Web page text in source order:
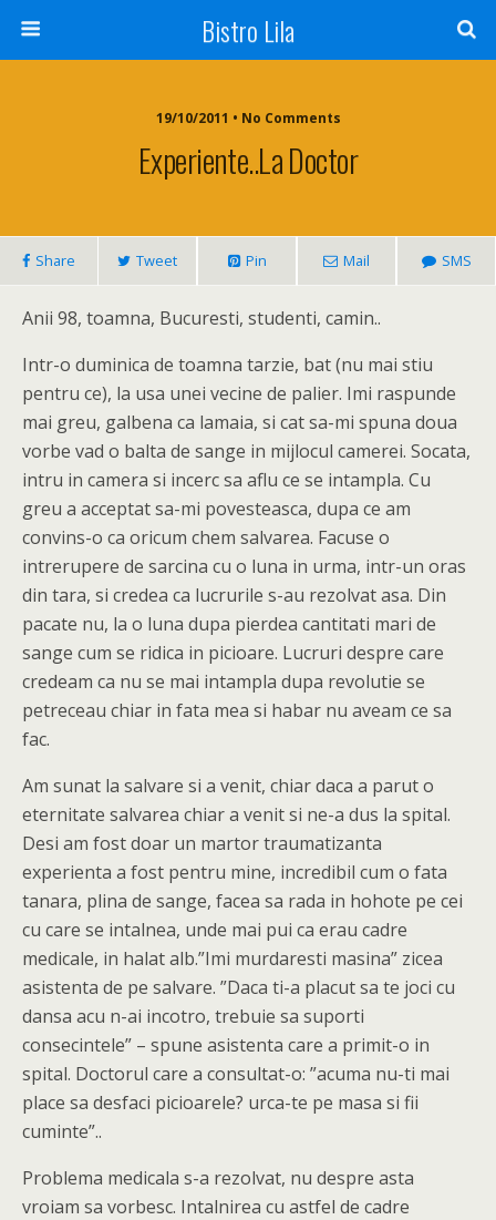
Bistro Lila
19/10/2011 • No Comments
Experiente..la Doctor
Share Tweet Pin Mail SMS
Anii 98, toamna, Bucuresti, studenti, camin..
Intr-o duminica de toamna tarzie, bat (nu mai stiu
pentru ce), la usa unei vecine de palier. Imi raspunde
mai greu, galbena ca lamaia, si cat sa-mi spuna doua
vorbe vad o balta de sange in mijlocul camerei. Socata,
intru in camera si incerc sa aflu ce se intampla. Cu
greu a acceptat sa-mi povesteasca, dupa ce am
convins-o ca oricum chem salvarea. Facuse o
intrerupere de sarcina cu o luna in urma, intr-un oras
din tara, si credea ca lucrurile s-au rezolvat asa. Din
pacate nu, la o luna dupa pierdea cantitati mari de
sange cum se ridica in picioare. Lucruri despre care
credeam ca nu se mai intampla dupa revolutie se
petreceau chiar in fata mea si habar nu aveam ce sa
fac.
Am sunat la salvare si a venit, chiar daca a parut o
eternitate salvarea chiar a venit si ne-a dus la spital.
Desi am fost doar un martor traumatizanta
experienta a fost pentru mine, incredibil cum o fata
tanara, plina de sange, facea sa rada in hohote pe cei
cu care se intalnea, unde mai pui ca erau cadre
medicale, in halat alb.”Imi murdaresti masina” zicea
asistenta de pe salvare. ”Daca ti-a placut sa te joci cu
dansa acu n-ai incotro, trebuie sa suporti
consecintele” – spune asistenta care a primit-o in
spital. Doctorul care a consultat-o: ”acuma nu-ti mai
place sa desfaci picioarele? urca-te pe masa si fii
cuminte”..
Problema medicala s-a rezolvat, nu despre asta
vroiam sa vorbesc. Intalnirea cu astfel de cadre